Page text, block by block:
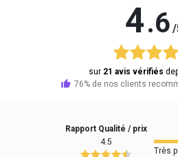
4.6 /
sur 21 avis vérifiés
76% de nos clients
Rapport Qualité / prix
4.5
Très